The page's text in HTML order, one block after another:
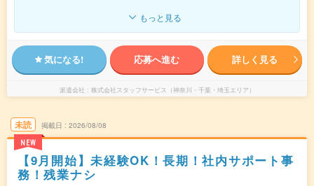
もっと見る
気になる! 応募へ進む 詳しく見る
派遣会社 株式会社スタッフサービス（神奈川・千葉・埼玉エリア）
未読
NEW
掲載日 2026/08/08
【9月開始】未経験OK！長期！社内サポート事
務！残業ナシ